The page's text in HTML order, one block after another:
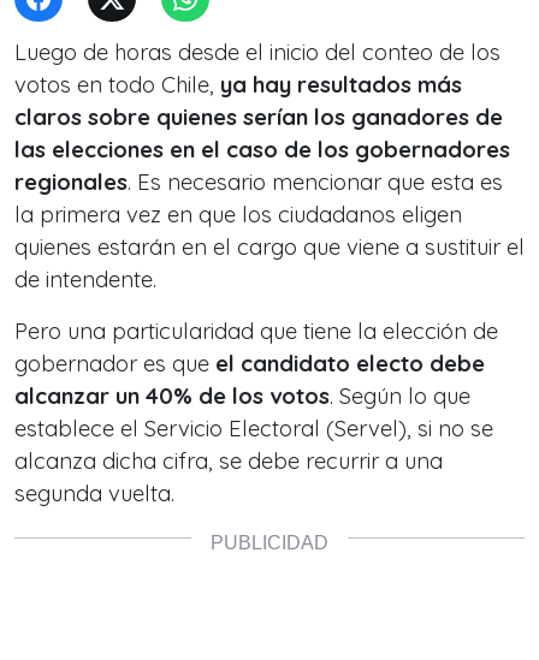
Luego de horas desde el inicio del conteo de los
votos en todo Chile, ya hay resultados más
claros sobre quienes serían los ganadores de
las elecciones en el caso de los gobernadores
regionales. Es necesario mencionar que esta es
la primera vez en que los ciudadanos eligen
quienes estarán en el cargo que viene a sustituir el
de intendente.
Pero una particularidad que tiene la elección de
gobernador es que el candidato electo debe
alcanzar un 40% de los votos. Según lo que
establece el Servicio Electoral (Servel), si no se
alcanza dicha cifra, se debe recurrir a una
segunda vuelta.